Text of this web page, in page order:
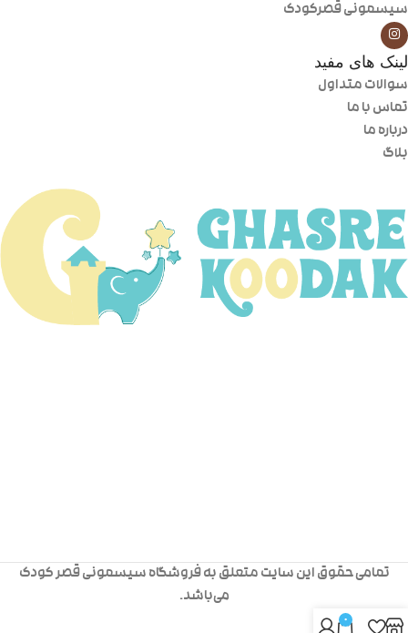
سیسمونی قصرکودک
لینک های مفید
سوالات متداول
تماس با ما
درباره ما
بلاگ
تمامی حقوق این سایت متعلق به فروشگاه سیسمونی قصر کودک
می‌باشد.
0